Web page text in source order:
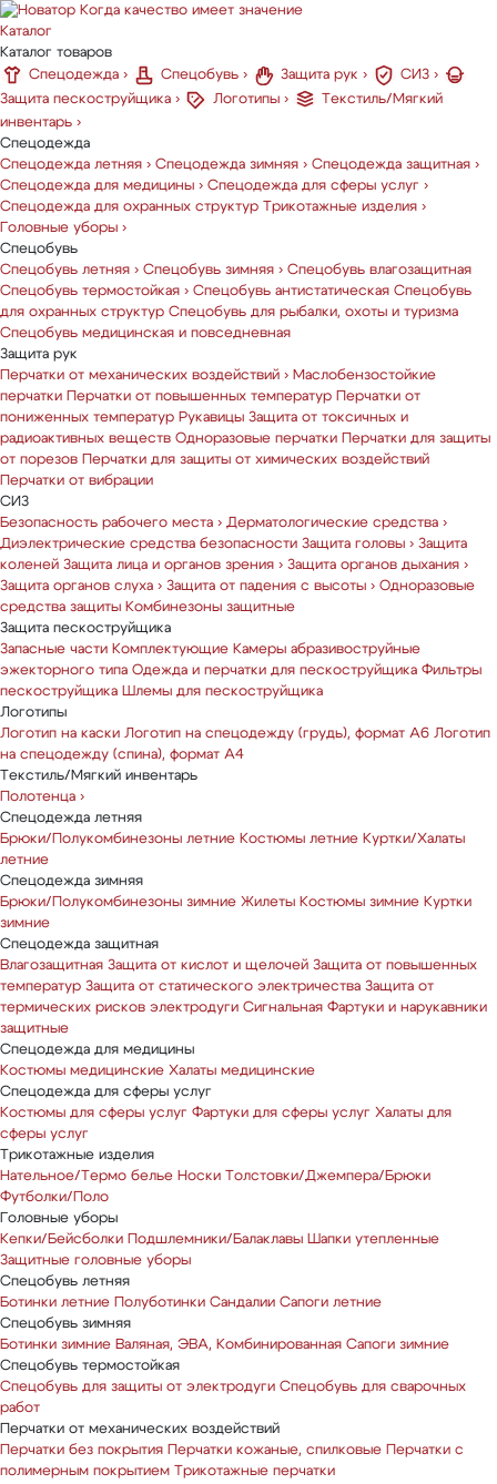
Когда качество имеет значение
Каталог
Каталог товаров
Спецодежда › Спецобувь › Защита рук › СИЗ ›
Защита пескоструйщика › Логотипы ›
Текстиль/Мягкий
инвентарь ›
Спецодежда
Спецодежда летняя › Спецодежда зимняя › Спецодежда защитная ›
Спецодежда для медицины › Спецодежда для сферы услуг ›
Спецодежда для охранных структур
Трикотажные изделия ›
Головные уборы ›
Спецобувь
Спецобувь летняя › Спецобувь зимняя › Спецобувь влагозащитная
Спецобувь термостойкая › Спецобувь антистатическая Спецобувь
для охранных структур Спецобувь для рыбалки, охоты и туризма
Спецобувь медицинская и повседневная
Защита рук
Перчатки от механических воздействий › Маслобензостойкие
перчатки
Перчатки от повышенных температур
Перчатки от
пониженных температур Рукавицы Защита от токсичных и
радиоактивных веществ Одноразовые перчатки
Перчатки для защиты
от порезов
Перчатки для защиты от химических воздействий
Перчатки от вибрации
СИЗ
Безопасность рабочего места › Дерматологические средства ›
Диэлектрические средства безопасности Защита головы › Защита
коленей Защита лица и органов зрения › Защита органов дыхания ›
Защита органов слуха › Защита от падения с высоты › Одноразовые
средства защиты Комбинезоны защитные
Защита пескоструйщика
Запасные части Комплектующие Камеры абразивоструйные
эжекторного типа Одежда и перчатки для пескоструйщика Фильтры
пескоструйщика Шлемы для пескоструйщика
Логотипы
Логотип на каски Логотип на спецодежду (грудь), формат А6 Логотип
на спецодежду (спина), формат А4
Текстиль/Мягкий инвентарь
Полотенца ›
Спецодежда летняя
Брюки/Полукомбинезоны летние Костюмы летние Куртки/Халаты
летние
Спецодежда зимняя
Брюки/Полукомбинезоны зимние Жилеты Костюмы зимние Куртки
зимние
Спецодежда защитная
Влагозащитная Защита от кислот и щелочей Защита от повышенных
температур Защита от статического электричества Защита от
термических рисков электродуги Сигнальная Фартуки и нарукавники
защитные
Спецодежда для медицины
Костюмы медицинские Халаты медицинские
Спецодежда для сферы услуг
Костюмы для сферы услуг Фартуки для сферы услуг Халаты для
сферы услуг
Трикотажные изделия
Нательное/Термо белье Носки
Толстовки/Джемпера/Брюки
Футболки/Поло
Головные уборы
Кепки/Бейсболки
Подшлемники/Балаклавы Шапки утепленные
Защитные головные уборы
Спецобувь летняя
Ботинки летние
Полуботинки Сандалии Сапоги летние
Спецобувь зимняя
Ботинки зимние Валяная, ЭВА, Комбинированная Сапоги зимние
Спецобувь термостойкая
Спецобувь для защиты от электродуги Спецобувь для сварочных
работ
Перчатки от механических воздействий
Перчатки без покрытия
Перчатки кожаные, спилковые
Перчатки с
полимерным покрытием
Трикотажные перчатки